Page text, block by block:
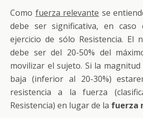
Como fuerza relevante se
debe ser significativa, en caso
ejercicio de sólo Resistencia. El
debe ser del 20-50% del
movilizar el sujeto. Si la
baja (inferior al 20-30%)
resistencia a la fuerza
Resistencia) en lugar de la fuerza